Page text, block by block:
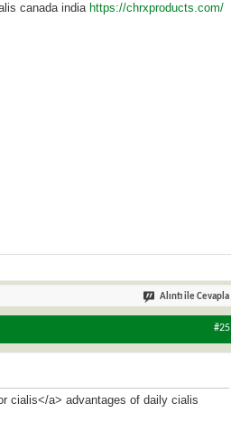
canada india https://chrxproducts.com/
Alıntı ile Cevapla
#25
cialis</a> advantages of daily cialis